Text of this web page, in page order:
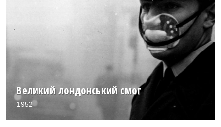
Великий лондонський смог
1952